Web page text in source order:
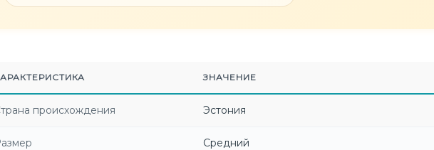
ЗНАЧЕНИЕ
происхождения Эстония
Средний